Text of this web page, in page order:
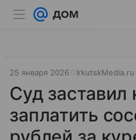
25 января 2026 IrkutskMedia.ru
Суд
заплатить